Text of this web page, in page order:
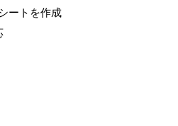
ートを作成